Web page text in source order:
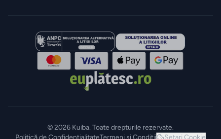
© 2026 Kuiba. Toate drepturile rezervate.